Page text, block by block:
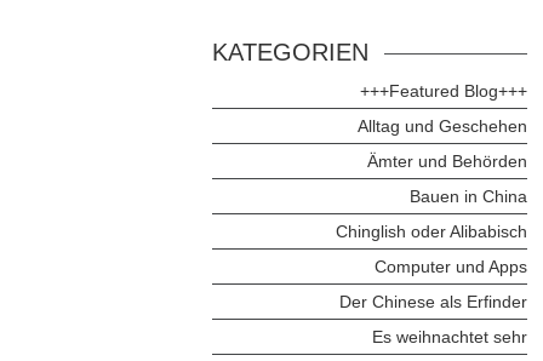
KATEGORIEN
+++Featured Blog+++
Alltag und Geschehen
Ämter und Behörden
Bauen in China
Chinglish oder Alibabisch
Computer und Apps
Der Chinese als Erfinder
Es weihnachtet sehr